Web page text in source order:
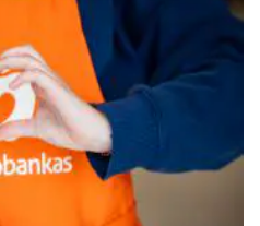
– sakė „Transparency
vadovė Ingrida